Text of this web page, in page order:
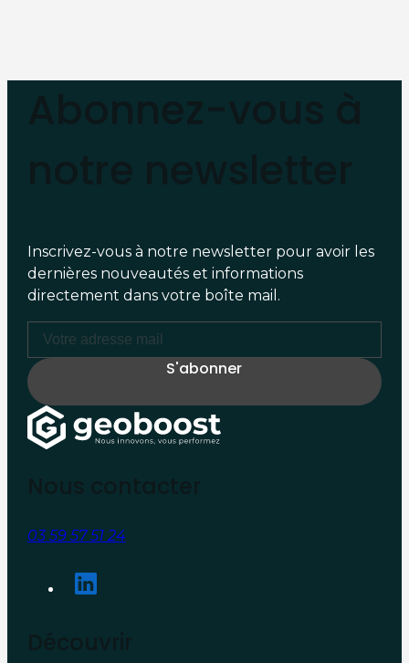
Inscrivez-vous à notre newsletter pour avoir les
dernières nouveautés et informations
directement dans votre boîte mail.
03 59 57 51 24